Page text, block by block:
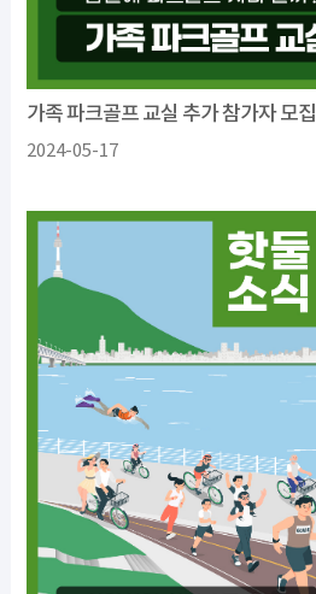
가족 파크골프 교실 추가 참가자 모집
2024-05-17